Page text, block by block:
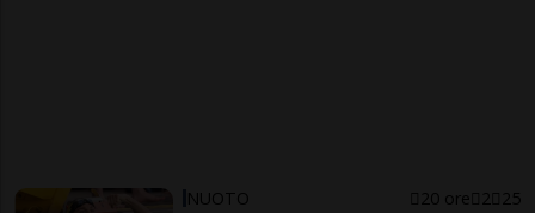
NUOTO 20 ore 2 25